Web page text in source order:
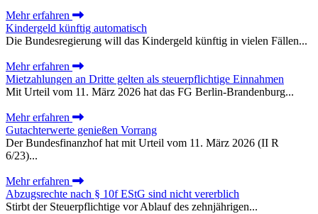
Mehr erfahren
Kindergeld künftig automatisch
Die Bundesregierung will das Kindergeld künftig in vielen Fällen...
Mehr erfahren
Mietzahlungen an Dritte gelten als steuerpflichtige Einnahmen
Mit Urteil vom 11. März 2026 hat das FG Berlin-Brandenburg...
Mehr erfahren
Gutachterwerte genießen Vorrang
Der Bundesfinanzhof hat mit Urteil vom 11. März 2026 (II R
6/23)...
Mehr erfahren
Abzugsrechte nach § 10f EStG sind nicht vererblich
Stirbt der Steuerpflichtige vor Ablauf des zehnjährigen...